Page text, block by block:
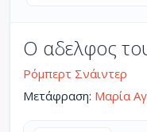
Ο αδελφος
Ρόμπερτ Σνάιντερ
Μετάφραση: Μαρία